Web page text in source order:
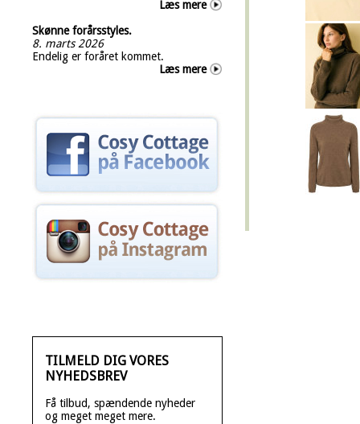
Læs mere
Skønne forårsstyles.
8. marts 2026
Endelig er foråret kommet.
Læs mere
TILMELD DIG VORES
NYHEDSBREV
Få tilbud, spændende nyheder
og meget meget mere.